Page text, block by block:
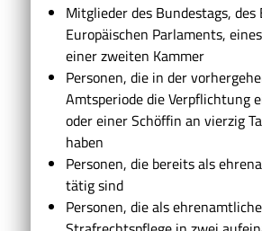
Mitglieder des Bundestags, des
Europäischen Parlaments,
einer zweiten Kammer
Personen, die in der
Amtsperiode die Verpflichtung
oder einer Schöffin an vierzig
haben
Personen, die bereits als
tätig sind
Personen, die als